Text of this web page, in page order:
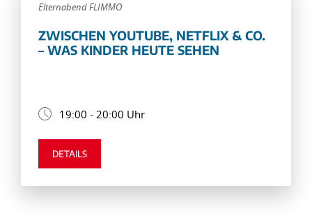
Elternabend FLIMMO
ZWISCHEN YOUTUBE, NETFLIX & CO.
– WAS KINDER HEUTE SEHEN
19:00 - 20:00 Uhr
DETAILS